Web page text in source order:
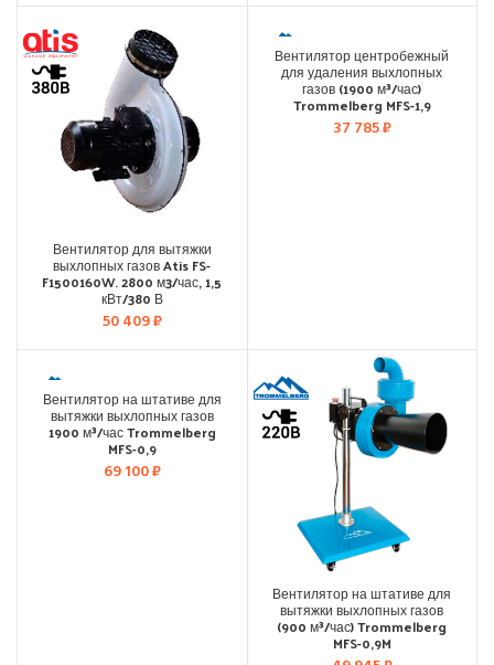
Вентилятор для вытяжки
выхлопных газов Atis FS-
F1500160W. 2800 м3/час, 1,5
кВт/380 В
50 409₽
Вентилятор центробежный
для удаления выхлопных
газов (1900 м³/час)
Trommelberg MFS-1,9
37 785₽
Вентилятор на штативе для
вытяжки выхлопных газов
1900 м³/час Trommelberg
MFS-0,9
69 100₽
Вентилятор на штативе для
вытяжки выхлопных газов
(900 м³/час) Trommelberg
MFS-0,9M